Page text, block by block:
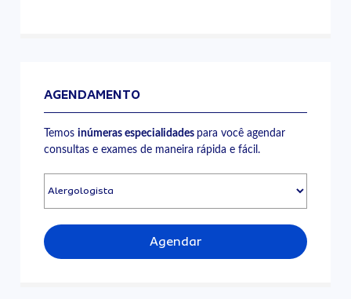
AGENDAMENTO
Temosinúmeras especialidades para você agendar
consultas e exames de maneira rápida e fácil.
Agendar